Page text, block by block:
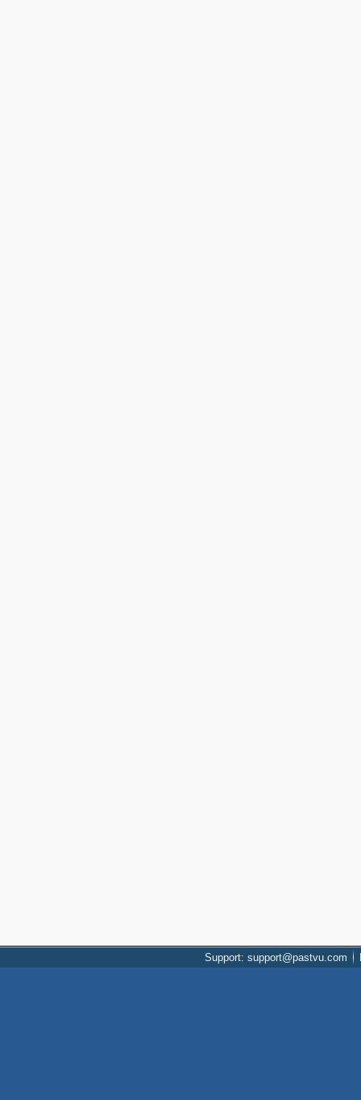
Support: support@pastvu.com